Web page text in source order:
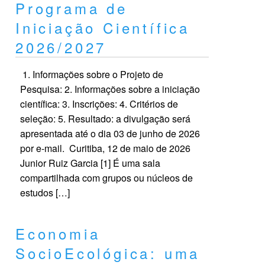
Programa de
Iniciação Científica
2026/2027
1. Informações sobre o Projeto de
Pesquisa: 2. Informações sobre a iniciação
científica: 3. Inscrições: 4. Critérios de
seleção: 5. Resultado: a divulgação será
apresentada até o dia 03 de junho de 2026
por e-mail. Curitiba, 12 de maio de 2026
Junior Ruiz Garcia [1] É uma sala
compartilhada com grupos ou núcleos de
estudos […]
Economia
SocioEcológica: uma